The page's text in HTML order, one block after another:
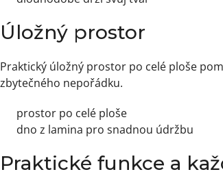
Úložný prostor
Praktický úložný prostor po celé ploše
zbytečného nepořádku.
prostor po celé ploše
dno z lamina pro snadnou údržbu
Praktické funkce a